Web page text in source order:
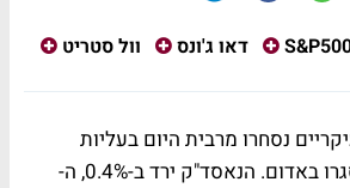
דאו ג'ונס
וול סטריט
נסחרו מרבית היום בעליות
שערים, אך לבסוף סגרו באדום. הנאסד"ק ירד ב-0.4%, ה-